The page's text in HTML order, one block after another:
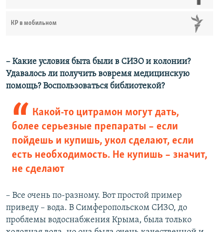
КР в мобильном
– Какие условия быта были в СИЗО и колонии?
Удавалось ли получить вовремя медицинскую
помощь? Воспользоваться библиотекой?
Какой-то цитрамон могут дать,
более серьезные препараты – если
пойдешь и купишь, укол сделают, если
есть необходимость. Не купишь – значит,
не сделают
– Все очень по-разному. Вот простой пример
приведу – вода. В Симферопольском СИЗО, до
проблемы водоснабжения Крыма, была только